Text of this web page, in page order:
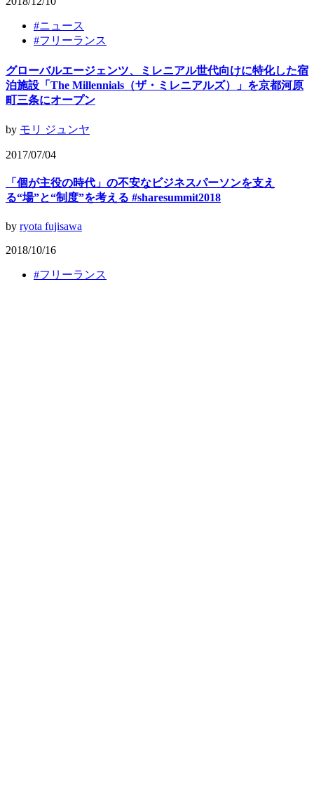
#ニュース
#フリーランス
グローバルエージェンツ、ミレニアル世代向けに特化した宿
泊施設「The Millennials（ザ・ミレニアルズ）」を京都河原
町三条にオープン
by モリ ジュンヤ
2017/07/04
「個が主役の時代」の不安なビジネスパーソンを支え
る“場”と“制度”を考える #sharesummit2018
by ryota fujisawa
2018/10/16
#フリーランス